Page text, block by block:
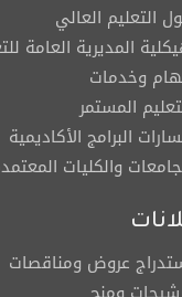
التعليم العالي
المديرية العامة
وخدمات
المستمر
البرامج الأكاديمية
والكليات
عروض ومناقصات